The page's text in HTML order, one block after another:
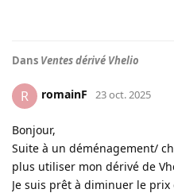
Dans Ventes dérivé Vhelio
R romainF 23 oct. 2025
Bonjour,
Suite à un déménagement/
plus utiliser mon dérivé de
Je suis prêt à diminuer le